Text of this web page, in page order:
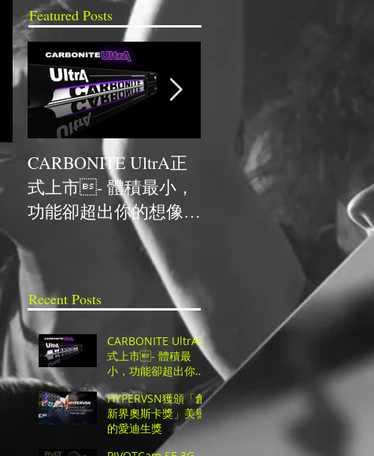
Featured Posts
CARBONITE UltrA正
式上市- 體積最小，
功能卻超出你的想像的
超高CP值UHD切換
台！
NCDR與HYPERVSN首
次合作，獲得最佳人氣
Recent Posts
CARBONITE UltrA正
式上市- 體積最
小，功能卻超出你的
切換台！
HYPERVSN獲頒「創
新界奧斯卡獎」美譽
的愛迪生獎